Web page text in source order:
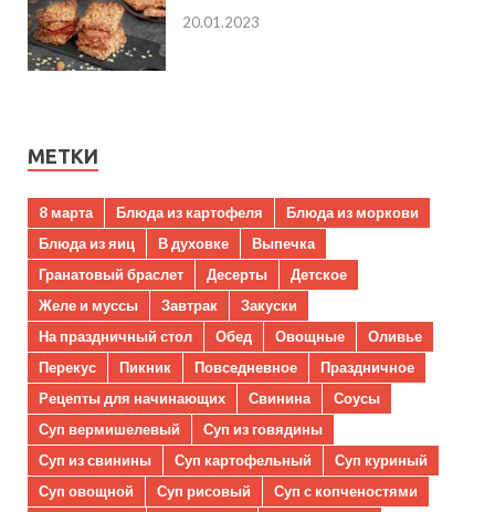
20.01.2023
МЕТКИ
8 марта Блюда из картофеля
Блюда из моркови
Блюда из яиц
В духовке
Выпечка
Гранатовый браслет
Десерты
Детское
Желе и муссы
Завтрак
Закуски
На праздничный стол
Обед Овощные
Оливье
Перекус
Пикник Повседневное
Праздничное
Рецепты для начинающих
Свинина
Соусы
Суп вермишелевый
Суп из говядины
Суп из свинины
Суп картофельный
Суп куриный
Суп овощной
Суп рисовый
Суп с копченостями